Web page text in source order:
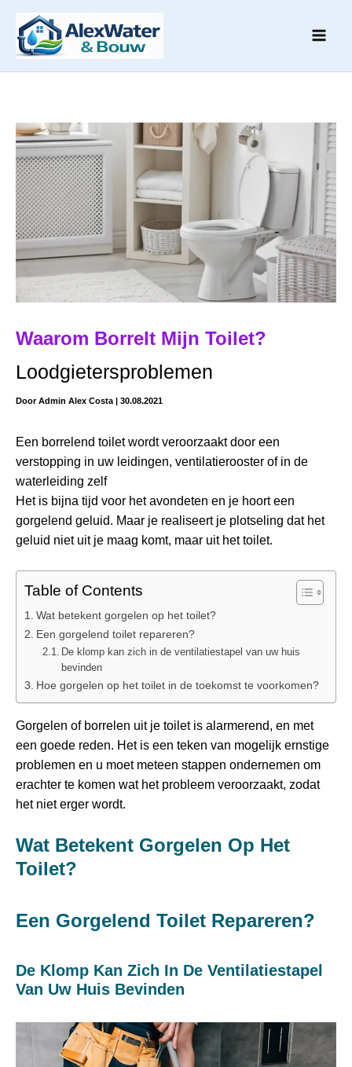
naar
inhoud
Waarom Borrelt Mijn Toilet?
Loodgietersproblemen
DoorAdmin Alex Costa | 30.08.2021
Een borrelend toilet wordt veroorzaakt door een
verstopping in uw leidingen, ventilatierooster of in de
waterleiding zelf
Het is bijna tijd voor het avondeten en je hoort een
gorgelend geluid. Maar je realiseert je plotseling dat het
geluid niet uit je maag komt, maar uit het toilet.
Table of Contents
Wat betekent gorgelen op het toilet?
Een gorgelend toilet repareren?
De klomp kan zich in de ventilatiestapel van uw huis
bevinden
Hoe gorgelen op het toilet in de toekomst te voorkomen?
Gorgelen of borrelen uit je toilet is alarmerend, en met
een goede reden. Het is een teken van mogelijk ernstige
problemen en u moet meteen stappen ondernemen om
erachter te komen wat het probleem veroorzaakt, zodat
het niet erger wordt.
Wat Betekent Gorgelen Op Het
Toilet?
Een Gorgelend Toilet Repareren?
De Klomp Kan Zich In De Ventilatiestapel
Van Uw Huis Bevinden